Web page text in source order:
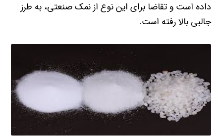
داده است و تقاضا برای این نوع از نمک صنعتی، به طرز
جالبی بالا رفته است.